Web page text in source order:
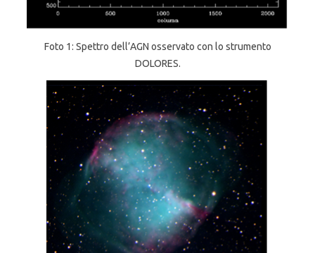
Foto 1: Spettro dell’AGN osservato con lo strumento
DOLORES.